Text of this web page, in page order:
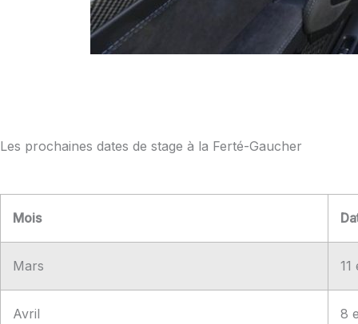
Les prochaines dates de stage à la Ferté-Gaucher
Mois
Mars 11
Avril 8